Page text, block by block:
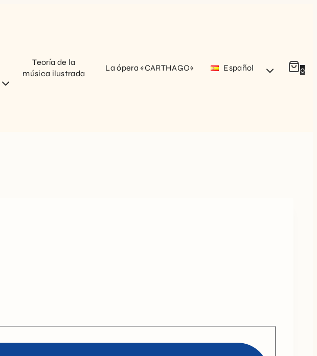
Teoría de la
música ilustrada
La ópera «CARTHAGO» Español 0